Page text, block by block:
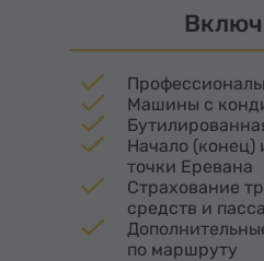
казавшимся
Звартноц простоял до
землетрясение не
которые веками
чуда.
Машины с
Начало (конец)
точки Еревана
Страхование
средств и
по маршруту